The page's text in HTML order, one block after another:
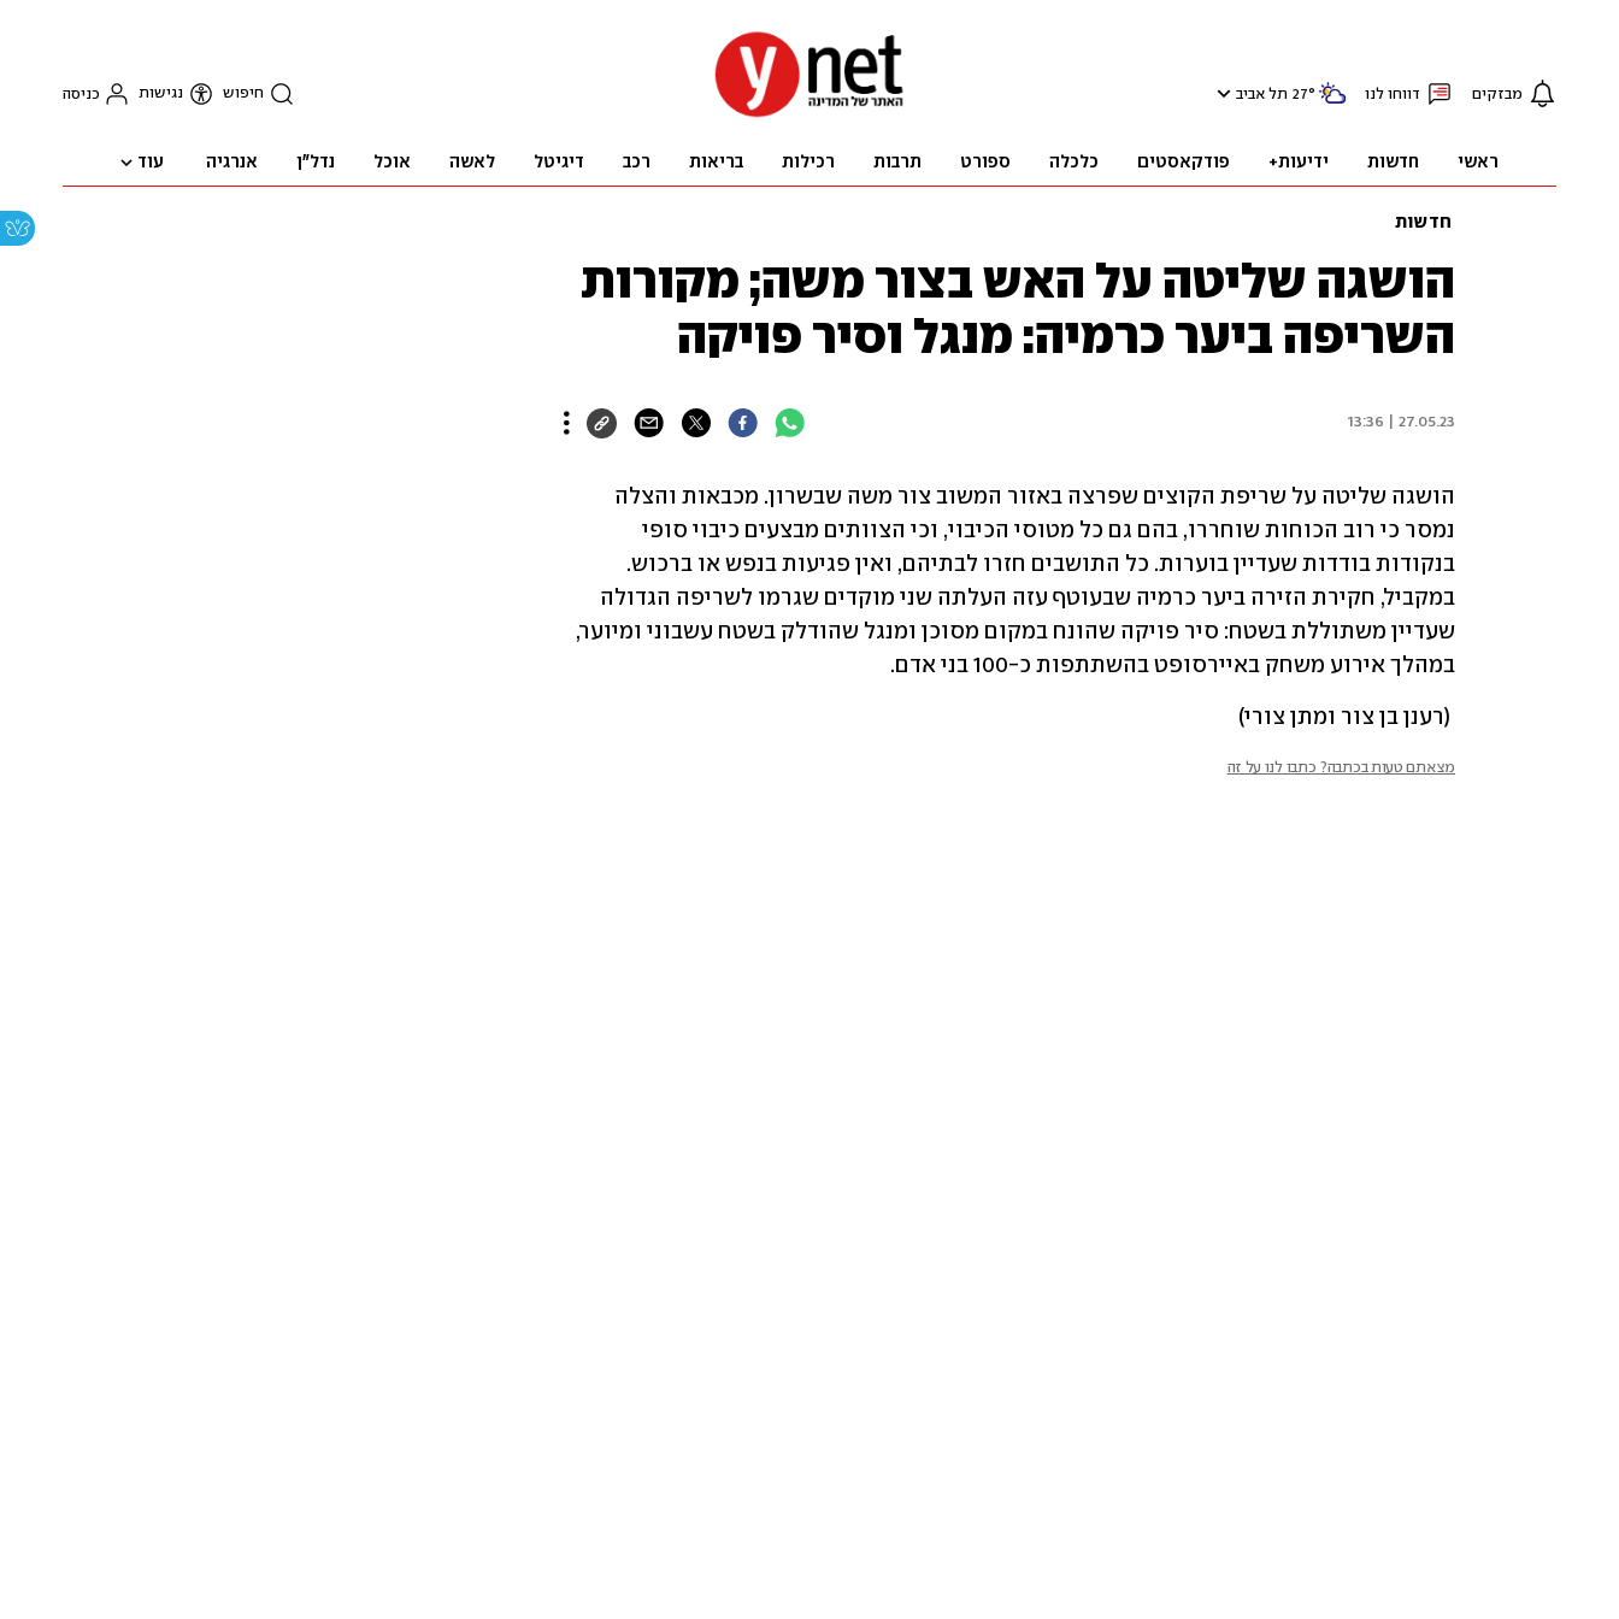
מבזקים דווחו לנו 27° תל אביב חיפוש נגישות כניסה
ראשי חדשות ידיעות+ פודקאסטים כלכלה ספורט תרבות רכילות בריאות רכב דיגיטל לאשה אוכל נדל"ן אנרגיה עוד
חדשות
הושגה שליטה על האש בצור משה; מקורות
השריפה ביער כרמיה: מנגל וסיר פויקה
27.05.23 | 13:36
במהלך אירוע משחק באיירסופט בהשתתפות כ-100 בני אדם.
מצאתם טעות בכתבה? כתבו לנו על זה